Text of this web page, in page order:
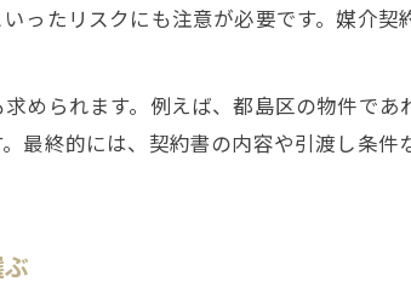
都島区での売却取引を安全に進
不動産売却に強い仲介会社の特
事業用不動産売却における注意
ったリスクにも注意が必要です。媒介
められます。例えば、都島区の物件で
最終的には、契約書の内容や引渡し条